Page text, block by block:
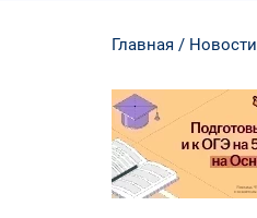
Главная Новости